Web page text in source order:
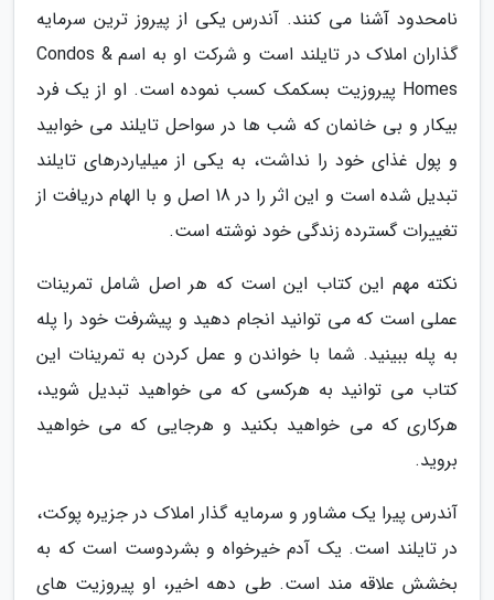
نامحدود آشنا می کنند. آندرس یکی از پیروز ترین سرمایه
گذاران املاک در تایلند است و شرکت او به اسم Condos &
Homes پیروزیت بسکمک کسب نموده است. او از یک فرد
بیکار و بی خانمان که شب ها در سواحل تایلند می خوابید
و پول غذای خود را نداشت، به یکی از میلیاردرهای تایلند
تبدیل شده است و این اثر را در 18 اصل و با الهام دریافت از
تغییرات گسترده زندگی خود نوشته است.
نکته مهم این کتاب این است که هر اصل شامل تمرینات
عملی است که می توانید انجام دهید و پیشرفت خود را پله
به پله ببینید. شما با خواندن و عمل کردن به تمرینات این
کتاب می توانید به هرکسی که می خواهید تبدیل شوید،
هرکاری که می خواهید بکنید و هرجایی که می خواهید
بروید.
آندرس پیرا یک مشاور و سرمایه گذار املاک در جزیره پوکت،
در تایلند است. یک آدم خیرخواه و بشردوست است که به
بخشش علاقه مند است. طی دهه اخیر، او پیروزیت های